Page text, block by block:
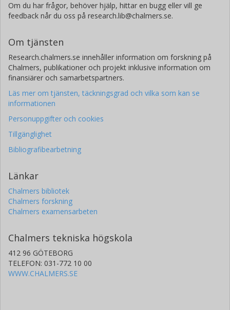
Om du har frågor, behöver hjälp, hittar en bugg eller vill ge
feedback når du oss på research.lib@chalmers.se.
Om tjänsten
Research.chalmers.se innehåller information om forskning på
Chalmers, publikationer och projekt inklusive information om
finansiärer och samarbetspartners.
Läs mer om tjänsten, täckningsgrad och vilka som kan se
informationen
Personuppgifter och cookies
Tillgänglighet
Bibliografibearbetning
Länkar
Chalmers bibliotek
Chalmers forskning
Chalmers examensarbeten
Chalmers tekniska högskola
412 96 GÖTEBORG
TELEFON: 031-772 10 00
WWW.CHALMERS.SE